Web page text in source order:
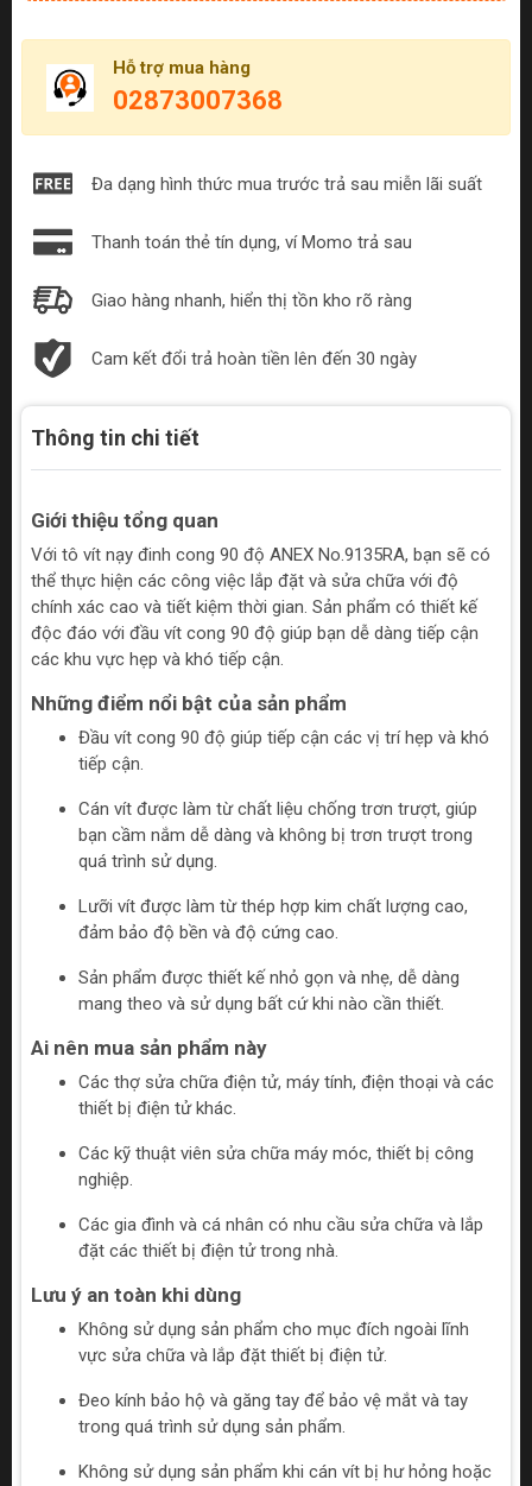
Hỗ trợ mua hàng
02873007368
Đa dạng hình thức mua trước trả sau miễn lãi suất
Thanh toán thẻ tín dụng, ví Momo trả sau
Giao hàng nhanh, hiển thị tồn kho rõ ràng
Cam kết đổi trả hoàn tiền lên đến 30 ngày
Thông tin chi tiết
Giới thiệu tổng quan
Với tô vít nạy đinh cong 90 độ ANEX No.9135RA, bạn sẽ có
thể thực hiện các công việc lắp đặt và sửa chữa với độ
chính xác cao và tiết kiệm thời gian. Sản phẩm có thiết kế
độc đáo với đầu vít cong 90 độ giúp bạn dễ dàng tiếp cận
các khu vực hẹp và khó tiếp cận.
Những điểm nổi bật của sản phẩm
Đầu vít cong 90 độ giúp tiếp cận các vị trí hẹp và khó
tiếp cận.
Cán vít được làm từ chất liệu chống trơn trượt, giúp
bạn cầm nắm dễ dàng và không bị trơn trượt trong
quá trình sử dụng.
Lưỡi vít được làm từ thép hợp kim chất lượng cao,
đảm bảo độ bền và độ cứng cao.
Sản phẩm được thiết kế nhỏ gọn và nhẹ, dễ dàng
mang theo và sử dụng bất cứ khi nào cần thiết.
Ai nên mua sản phẩm này
Các thợ sửa chữa điện tử, máy tính, điện thoại và các
thiết bị điện tử khác.
Các kỹ thuật viên sửa chữa máy móc, thiết bị công
nghiệp.
Các gia đình và cá nhân có nhu cầu sửa chữa và lắp
đặt các thiết bị điện tử trong nhà.
Lưu ý an toàn khi dùng
Không sử dụng sản phẩm cho mục đích ngoài lĩnh
vực sửa chữa và lắp đặt thiết bị điện tử.
Đeo kính bảo hộ và găng tay để bảo vệ mắt và tay
trong quá trình sử dụng sản phẩm.
Không sử dụng sản phẩm khi cán vít bị hư hỏng hoặc